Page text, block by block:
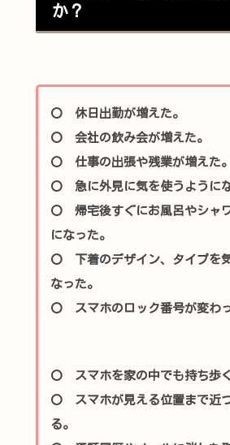
か？
〇 休日出勤が増えた。
〇 会社の飲み会が増えた。
〇 仕事の出張や残業が増えた。
〇 急に外見に気を使うようにな
〇 帰宅後すぐにお風呂やシャ
になった。
〇 下着のデザイン、タイプを
なった。
〇 スマホのロック番号が変わっ
〇 スマホを家の中でも持ち歩く
〇 スマホが見える位置まで近
る。